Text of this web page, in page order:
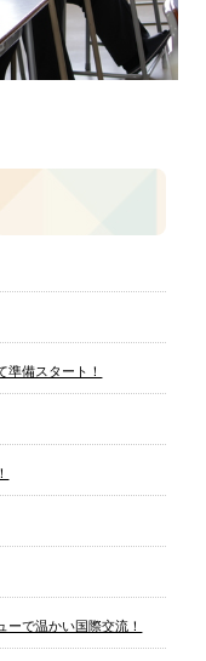
準備スタート！
ーで温かい国際交流！